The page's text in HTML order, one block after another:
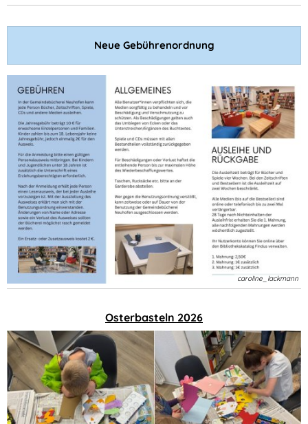
Neue Gebührenordnung
caroline_lackmann
Osterbasteln 2026